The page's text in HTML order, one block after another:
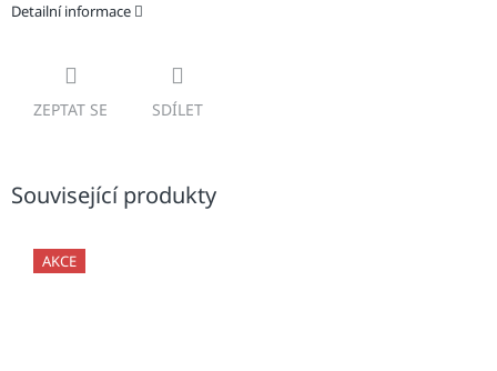
Detailní informace
ZEPTAT SE SDÍLET
Související produkty
AKCE